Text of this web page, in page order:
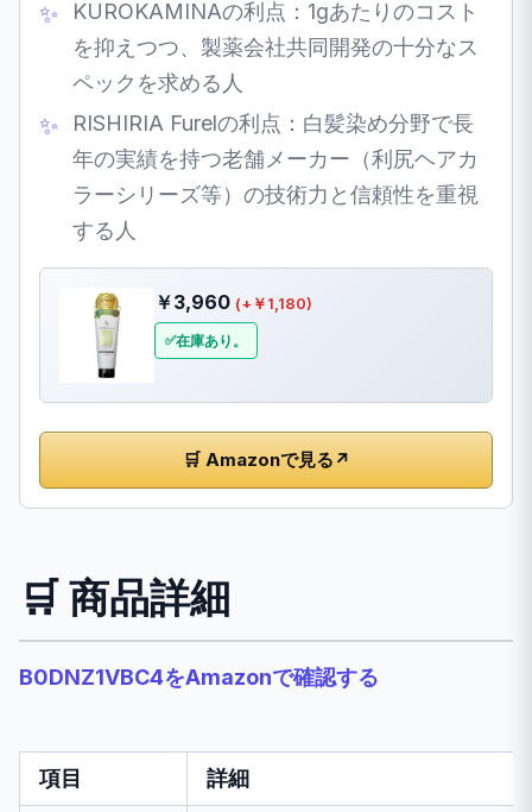
KUROKAMINAの利点：1gあたりのコスト
を抑えつつ、製薬会社共同開発の十分なス
ペックを求める人
RISHIRIA Furelの利点：白髪染め分野で長
年の実績を持つ老舗メーカー（利尻ヘアカ
ラーシリーズ等）の技術力と信頼性を重視
する人
￥3,960 (+￥1,180)
在庫あり。
🛒 Amazonで見る ↗
🛒 商品詳細
B0DNZ1VBC4をAmazonで確認する
項目 詳細